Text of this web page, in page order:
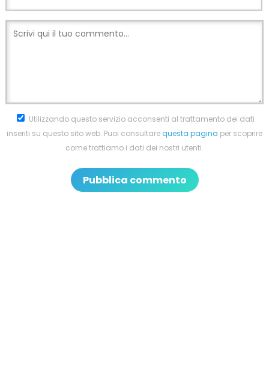
Utilizzando questo servizio acconsenti al trattamento dei dati
inseriti su questo sito web. Puoi consultarequesta pagina per scoprire
come trattiamo i dati dei nostri utenti.